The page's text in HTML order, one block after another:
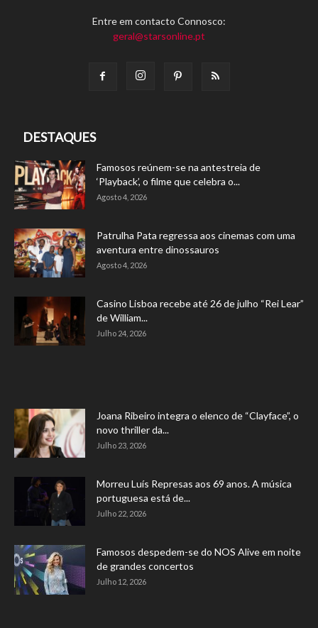
Entre em contacto Connosco:
geral@starsonline.pt
DESTAQUES
Famosos reúnem-se na antestreia de
‘Playback’, o filme que celebra o...
Agosto 4, 2026
Patrulha Pata regressa aos cinemas com uma
aventura entre dinossauros
Agosto 4, 2026
Casino Lisboa recebe até 26 de julho “Rei Lear”
de William...
Julho 24, 2026
Joana Ribeiro integra o elenco de “Clayface”, o
novo thriller da...
Julho 23, 2026
Morreu Luís Represas aos 69 anos. A música
portuguesa está de...
Julho 22, 2026
Famosos despedem-se do NOS Alive em noite
de grandes concertos
Julho 12, 2026